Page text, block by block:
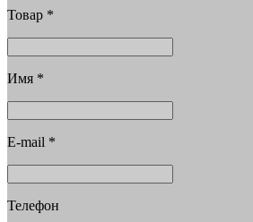
Товар *
Имя *
E-mail *
Телефон